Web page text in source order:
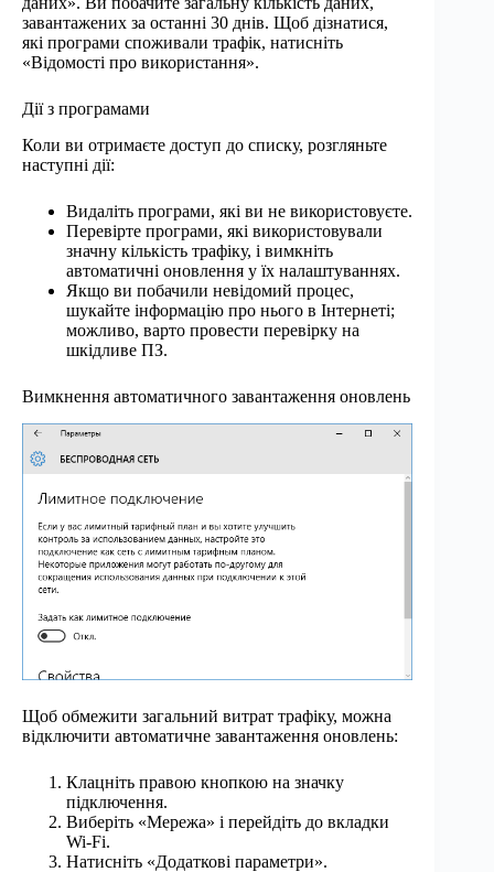
завантажених за останні 30 днів. Щоб дізнатися,
які програми споживали трафік, натисніть
«Відомості про використання».
Дії з програмами
Коли ви отримаєте доступ до списку, розгляньте
наступні дії:
Видаліть програми, які ви не використовуєте.
Перевірте програми, які використовували
значну кількість трафіку, і вимкніть
автоматичні оновлення у їх налаштуваннях.
Якщо ви побачили невідомий процес,
шукайте інформацію про нього в Інтернеті;
можливо, варто провести перевірку на
шкідливе ПЗ.
Вимкнення автоматичного завантаження оновлень
Щоб обмежити загальний витрат трафіку, можна
відключити автоматичне завантаження оновлень:
Клацніть правою кнопкою на значку
підключення.
Виберіть «Мережа» і перейдіть до вкладки
Wi-Fi.
Натисніть «Додаткові параметри».